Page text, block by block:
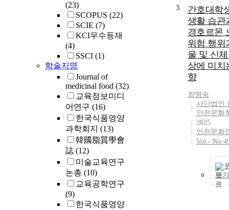
(23)
SCOPUS (22)
SCIE (7)
KCI우수등재
(4)
SSCI (1)
학술지명
Journal of
medicinal food (32)
교육정보미디
어연구 (16)
한국식품영양
과학회지 (13)
韓國脂質學會
誌 (12)
미술교육연구
논총 (10)
교육공학연구
(9)
한국식품영양
3
간호대학
생활 습관
경호르몬
위험 행위
울 및 신
상에 미치
향
최명숙
사단법인
안전문화
2025
안전문화
Vol.-
보기